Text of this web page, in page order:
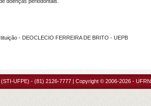
- DEOCLECIO FERREIRA DE BRITO - UEPB
UFPE) - (81) 2126-7777 | Copyright © 2006-2026 -